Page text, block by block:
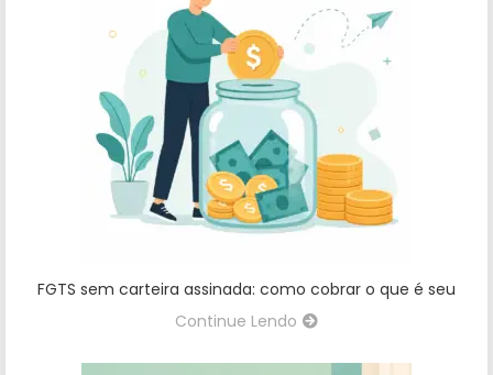
FGTS sem carteira assinada: como cobrar o que é seu
Continue Lendo